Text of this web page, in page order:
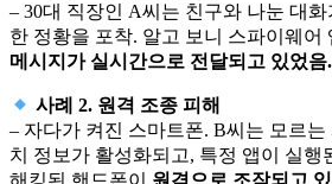
– 30대 직장인 A씨는 친구와 나눈 대
한 정황을 포착. 알고 보니 스파이웨어
메시지가 실시간으로 전달되고 있었음.
사례 2. 원격 조종 피해
– 자다가 켜진 스마트폰. B씨는 모르는
치 정보가 활성화되고, 특정 앱이 실행
해킹된 핸드폰이 원격으로 조작되고